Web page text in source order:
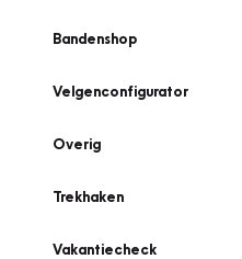
Bandenshop
Velgenconfigurator
Overig
Trekhaken
Vakantiecheck